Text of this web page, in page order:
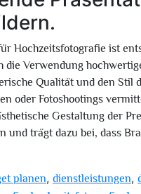
Hochzeitsfotografie ist
Verwendung
Qualität und den Stil
oder Fotoshootings
Gestaltung der
trägt dazu bei, dass
planen, dienstleistungen,